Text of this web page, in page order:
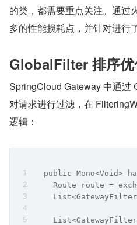
的类，都需要重点关注。通过
多的性能损耗点，并针对进行
GlobalFilter 排序
SpringCloud Gateway 中通过
对请求进行过滤，在
逻辑：
public Mono<Void>
Route route =